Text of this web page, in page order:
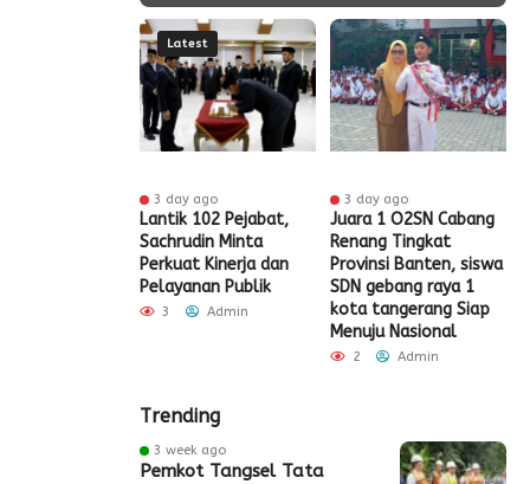
Latest
3 day ago
Lantik 102 Pejabat,
Sachrudin Minta
Perkuat Kinerja dan
Pelayanan Publik
3 Admin
3 day ago
Juara 1 O2SN Cabang
Renang Tingkat
Provinsi Banten, siswa
SDN gebang raya 1
kota tangerang Siap
Menuju Nasional
2 Admin
Trending
3 week ago
Pemkot Tangsel Tata